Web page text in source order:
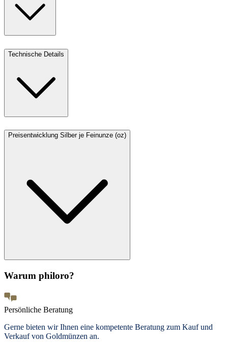
Technische Details
Preisentwicklung Silber je Feinunze (oz)
Warum philoro?
Persönliche Beratung
Gerne bieten wir Ihnen eine kompetente Beratung zum Kauf und
Verkauf von Goldmünzen an.